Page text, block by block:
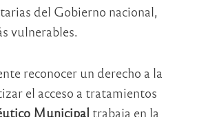
del Gobierno nacional,
vulnerables.
reconocer un derecho a la
el acceso a tratamientos
Municipal trabaja en la